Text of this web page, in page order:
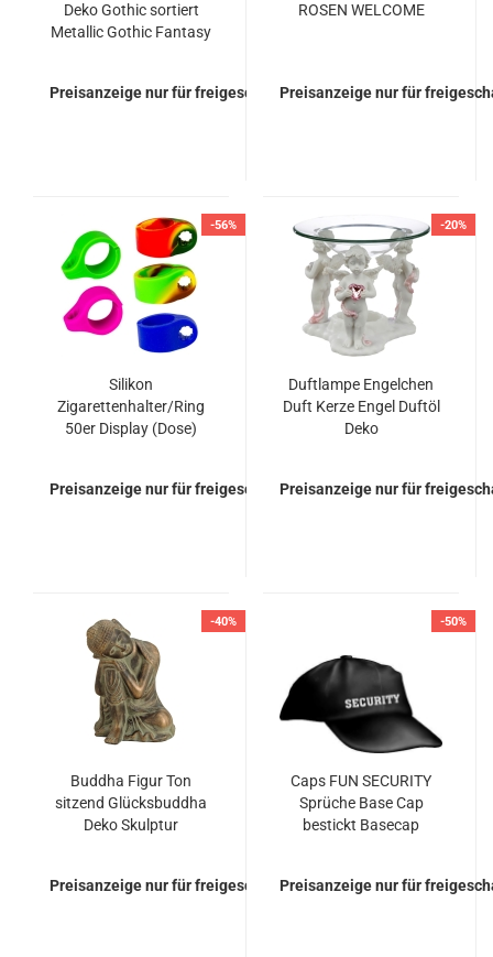
Deko Gothic sortiert
Metallic Gothic Fantasy
Preisanzeige nur für freigeschaltete Kunden
ROSEN WELCOME
Preisanzeige nur für
-56%
Silikon
Zigarettenhalter/Ring
50er Display (Dose)
Preisanzeige nur für freigeschaltete Kunden
-20%
Duftlampe Engelchen
Duft Kerze Engel Duftöl
Deko
Preisanzeige nur für
-40%
Buddha Figur Ton
sitzend Glücksbuddha
Deko Skulptur
Preisanzeige nur für freigeschaltete Kunden
-50%
Caps FUN SECURITY
Sprüche Base Cap
bestickt Basecap
Preisanzeige nur für